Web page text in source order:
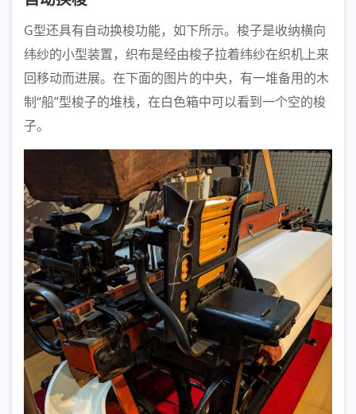
G型还具有自动换梭功能，如下所示。梭子是收纳横向
纬纱的小型装置，织布是经由梭子拉着纬纱在织机上来
回移动而进展。在下面的图片的中央，有一堆备用的木
制“船”型梭子的堆栈，在白色箱中可以看到一个空的梭
子。